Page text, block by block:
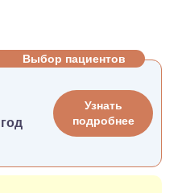
Выбор пациентов
Узнать
подробнее